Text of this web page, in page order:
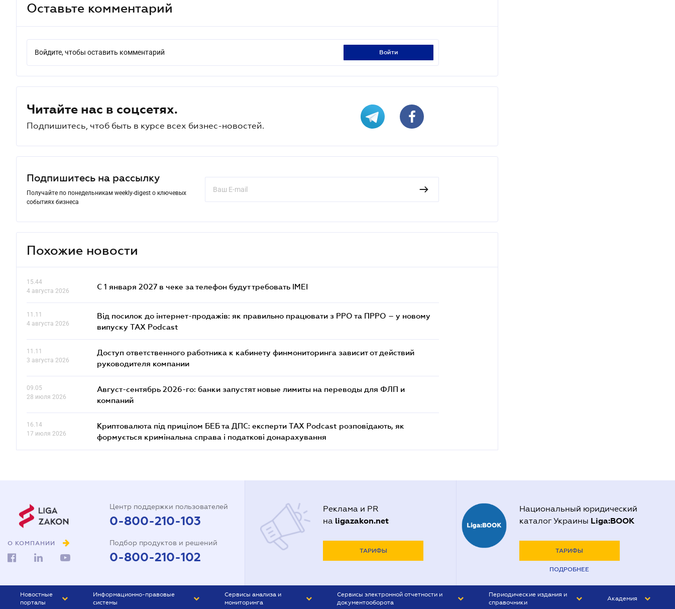
Оставьте комментарий
Войдите, чтобы оставить комментарий войти
Читайте нас в соцсетях.
Подпишитесь, чтоб быть в курсе всех бизнес-новостей.
Подпишитесь на рассылку
Получайте по понедельникам weekly-digest о ключевых
событиях бизнеса
Похожие новости
15.44
4 августа 2026
С 1 января 2027 в чеке за телефон будут требовать IMEI
11.11
4 августа 2026
Від посилок до інтернет-продажів: як правильно працювати з РРО та ПРРО – у новому
випуску TAX Podcast
11.11
3 августа 2026
Доступ ответственного работника к кабинету финмониторинга зависит от действий
руководителя компании
09.05
28 июля 2026
Август-сентябрь 2026-го: банки запустят новые лимиты на переводы для ФЛП и
компаний
16.14
17 июля 2026
Криптовалюта під прицілом БЕБ та ДПС: експерти TAX Podcast розповідають, як
формується кримінальна справа і податкові донарахування
О КОМПАНИИ
Центр поддержки пользователей
0-800-210-103
Подбор продуктов и решений
0-800-210-102
Реклама и PR
на ligazakon.net
ТАРИФЫ
Национальный юридический
каталог Украины Liga:BOOK
ТАРИФЫ
ПОДРОБНЕЕ
Новостные
порталы
Информационно-правовые
системы
Сервисы анализа и
мониторинга
Сервисы электронной отчетности и
документооборота
Периодические издания и
справочники
Академия